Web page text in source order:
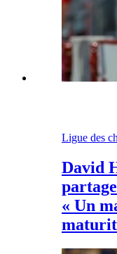
Ligue des
David
« Un